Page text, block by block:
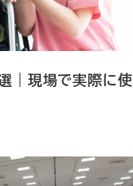
｜現場で実際に使